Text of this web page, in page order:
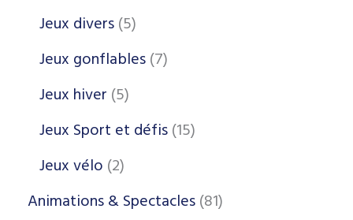
Jeux divers 5
Jeux gonflables 7
Jeux hiver 5
Jeux Sport et défis 15
Jeux vélo 2
Animations & Spectacles 81